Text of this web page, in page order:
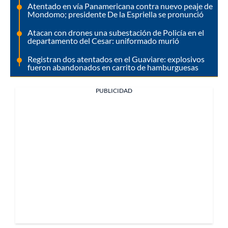
Atentado en vía Panamericana contra nuevo peaje de
Mondomo; presidente De la Espriella se pronunció
Atacan con drones una subestación de Policía en el
departamento del Cesar: uniformado murió
Registran dos atentados en el Guaviare: explosivos
fueron abandonados en carrito de hamburguesas
PUBLICIDAD